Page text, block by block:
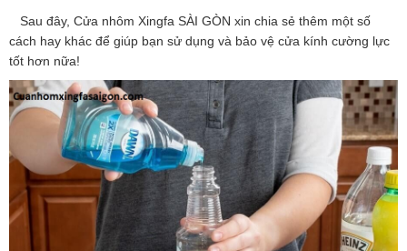
Sau đây, Cửa nhôm Xingfa SÀI GÒN xin chia sẻ thêm một số
cách hay khác để giúp bạn sử dụng và bảo vệ cửa kính cường lực
tốt hơn nữa!